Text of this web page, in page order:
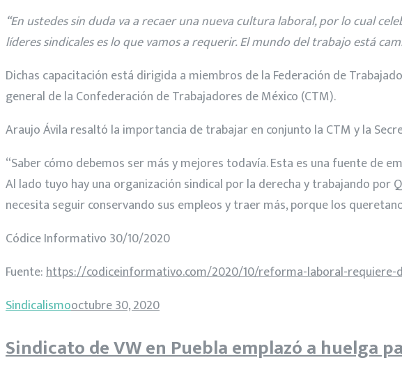
“En ustedes sin duda va a recaer una nueva cultura laboral, por lo cual
líderes sindicales es lo que vamos a requerir. El mundo del trabajo está
Dichas capacitación está dirigida a miembros de la Federación de
general de la Confederación de Trabajadores de México (CTM).
Araujo Ávila resaltó la importancia de trabajar en conjunto la CTM y la
“Saber cómo debemos ser más y mejores todavía. Esta es una fuente de
Al lado tuyo hay una organización sindical por la derecha y trabajando
necesita seguir conservando sus empleos y traer más, porque los
Códice Informativo 30/10/2020
Fuente:https://codiceinformativo.com/2020/10/reforma-laboral-
Sindicalismooctubre 30, 2020
Sindicato de VW en Puebla emplazó a huelga